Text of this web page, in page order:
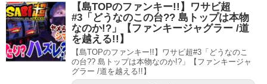
【島TOPのファンキー!!】ワサビ超
#3「どうなのこの台?? 島トップは本物
なのか!?」【ファンキージャグラー /道
を越える!!】
【島TOPのファンキー!!】ワサビ超#3「どうなのこ
の台?? 島トップは本物なのか!?」【ファンキージャ
グラー /道を越える!!】